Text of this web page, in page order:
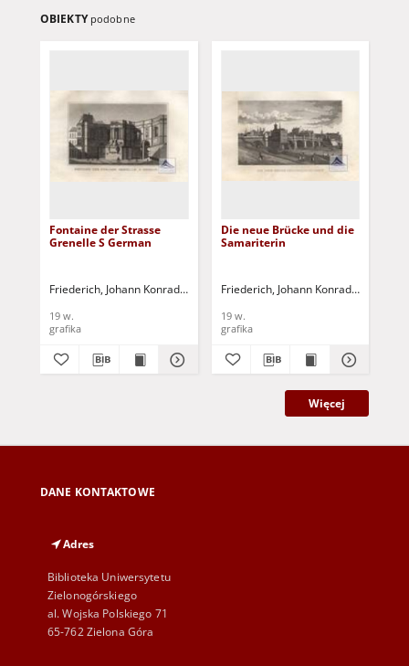
OBIEKTY podobne
Fontaine der Strasse
Grenelle S German
Friederich, Johann Konrad (1789-1858)
19 w.
grafika
Die neue Brücke und die
Samariterin
Friederich, Johann Konrad (1789-
19 w.
grafika
Więcej
DANE KONTAKTOWE
Adres
Biblioteka Uniwersytetu
Zielonogórskiego
al. Wojska Polskiego 71
65-762 Zielona Góra